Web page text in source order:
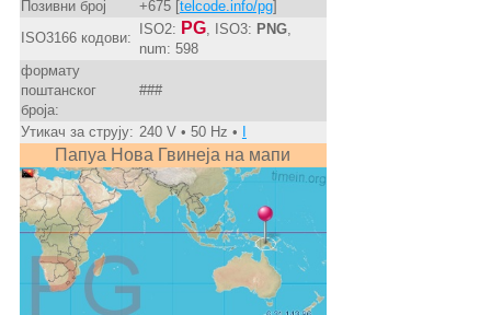
Позивни број
+675 [telcode.info/pg]
ISO3166 кодови:
ISO2: PG, ISO3: PNG,
num: 598
формату
поштанског
броја:
###
Утикач за струју: 240 V • 50 Hz • I
Папуа Нова Гвинеја на мапи